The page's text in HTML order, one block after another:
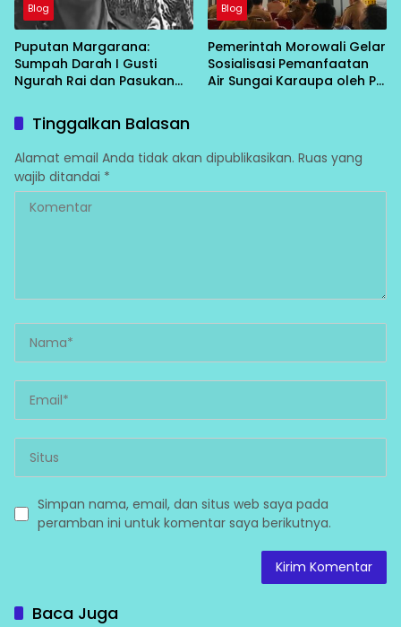
Blog
Puputan Margarana:
Sumpah Darah I Gusti
Ngurah Rai dan Pasukan
Bali
Blog
Pemerintah Morowali Gelar
Sosialisasi Pemanfaatan
Air Sungai Karaupa oleh PT
Tinggalkan Balasan
Alamat email Anda tidak akan dipublikasikan. Ruas yang
wajib ditandai *
Simpan nama, email, dan situs web saya pada
peramban ini untuk komentar saya berikutnya.
Baca Juga